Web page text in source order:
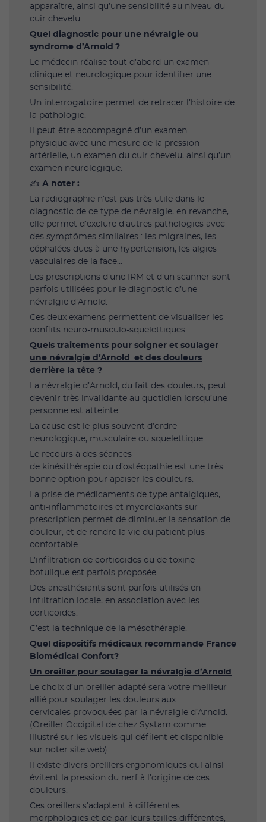
apparaître, ainsi qu’une sensibilité au niveau du
cuir chevelu.
Quel diagnostic pour une névralgie ou
syndrome d’Arnold ?
Le médecin réalise tout d’abord un examen
clinique et neurologique pour identifier une
sensibilité.
Un interrogatoire permet de retracer l’histoire de
la pathologie.
Il peut être accompagné d’un examen
physique avec une mesure de la pression
artérielle, un examen du cuir chevelu, ainsi qu’un
examen neurologique.
‎✍️ A noter :
La radiographie n’est pas très utile dans le
diagnostic de ce type de névralgie, en revanche,
elle permet d’exclure d’autres pathologies avec
des symptômes similaires : les migraines, les
céphalées dues à une hypertension, les algies
vasculaires de la face…
Les prescriptions d’une IRM et d’un scanner sont
parfois utilisées pour le diagnostic d’une
névralgie d’Arnold.
Ces deux examens permettent de visualiser les
conflits neuro-musculo-squelettiques.
Quels traitements pour soigner et soulager
une névralgie d’Arnold et des douleurs
derrière la tête ?
La névralgie d’Arnold, du fait des douleurs, peut
devenir très invalidante au quotidien lorsqu’une
personne est atteinte.
La cause est le plus souvent d’ordre
neurologique, musculaire ou squelettique.
Le recours à des séances
de kinésithérapie ou d’ostéopathie est une très
bonne option pour apaiser les douleurs.
La prise de médicaments de type antalgiques,
anti-inflammatoires et myorelaxants sur
prescription permet de diminuer la sensation de
douleur, et de rendre la vie du patient plus
confortable.
L’infiltration de corticoïdes ou de toxine
botulique est parfois proposée.
Des anesthésiants sont parfois utilisés en
infiltration locale, en association avec les
corticoïdes.
C’est la technique de la mésothérapie.
Quel dispositifs médicaux recommande France
Biomédical Confort?
Un oreiller pour soulager la névralgie d’Arnold
Le choix d’un oreiller adapté sera votre meilleur
allié pour soulager les douleurs aux
cervicales provoquées par la névralgie d’Arnold.
(Oreiller Occipital de chez Systam comme
illustré sur les visuels qui défilent et disponible
sur noter site web)
Il existe divers oreillers ergonomiques qui ainsi
évitent la pression du nerf à l’origine de ces
douleurs.
Ces oreillers s’adaptent à différentes
morphologies et de par leurs tailles différentes,